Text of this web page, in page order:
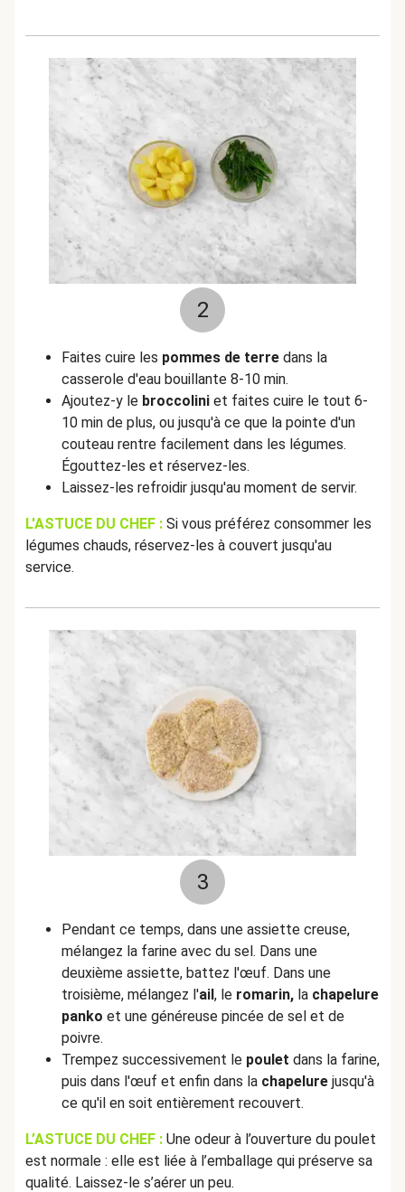
2
Faites cuire les pommes de terre dans la
casserole d'eau bouillante 8-10 min.
Ajoutez-y le broccolini et faites cuire le tout 6-
10 min de plus, ou jusqu'à ce que la pointe d'un
couteau rentre facilement dans les légumes.
Égouttez-les et réservez-les.
Laissez-les refroidir jusqu'au moment de servir.
L'ASTUCE DU CHEF : Si vous préférez consommer les
légumes chauds, réservez-les à couvert jusqu'au
service.
3
Pendant ce temps, dans une assiette creuse,
mélangez la farine avec du sel. Dans une
deuxième assiette, battez l'œuf. Dans une
troisième, mélangez l'ail, le romarin, la chapelure
panko et une généreuse pincée de sel et de
poivre.
Trempez successivement le poulet dans la farine,
puis dans l'œuf et enfin dans la chapelure jusqu'à
ce qu'il en soit entièrement recouvert.
L’ASTUCE DU CHEF : Une odeur à l’ouverture du poulet
est normale : elle est liée à l’emballage qui préserve sa
qualité. Laissez-le s’aérer un peu.